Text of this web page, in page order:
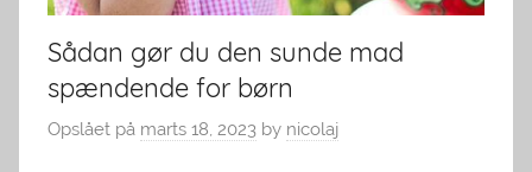
Sådan gør du den sunde mad
spændende for børn
Opslået på marts 18, 2023 by nicolaj